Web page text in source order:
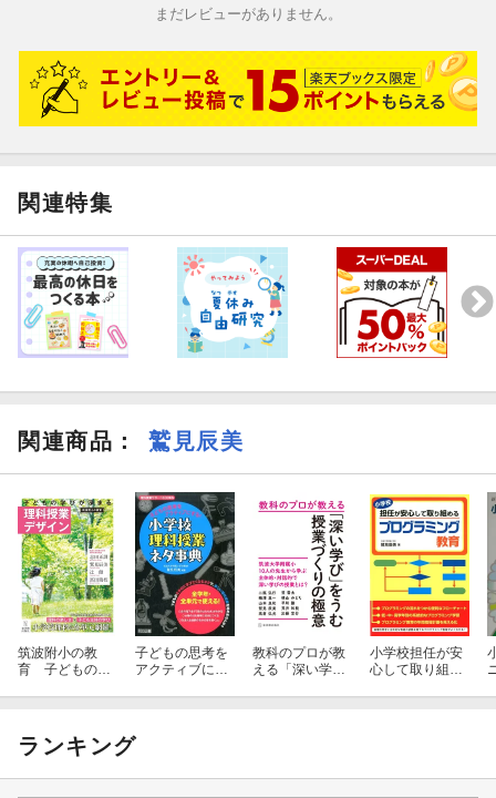
まだレビューがありません。
関連特集
関連商品 ： 鷲見辰美
筑波附小の教
育 子どもの学
子どもの思考を
アクティブにす
教科のプロが教
える「深い学
小学校担任が安
心して取り組め
ランキング